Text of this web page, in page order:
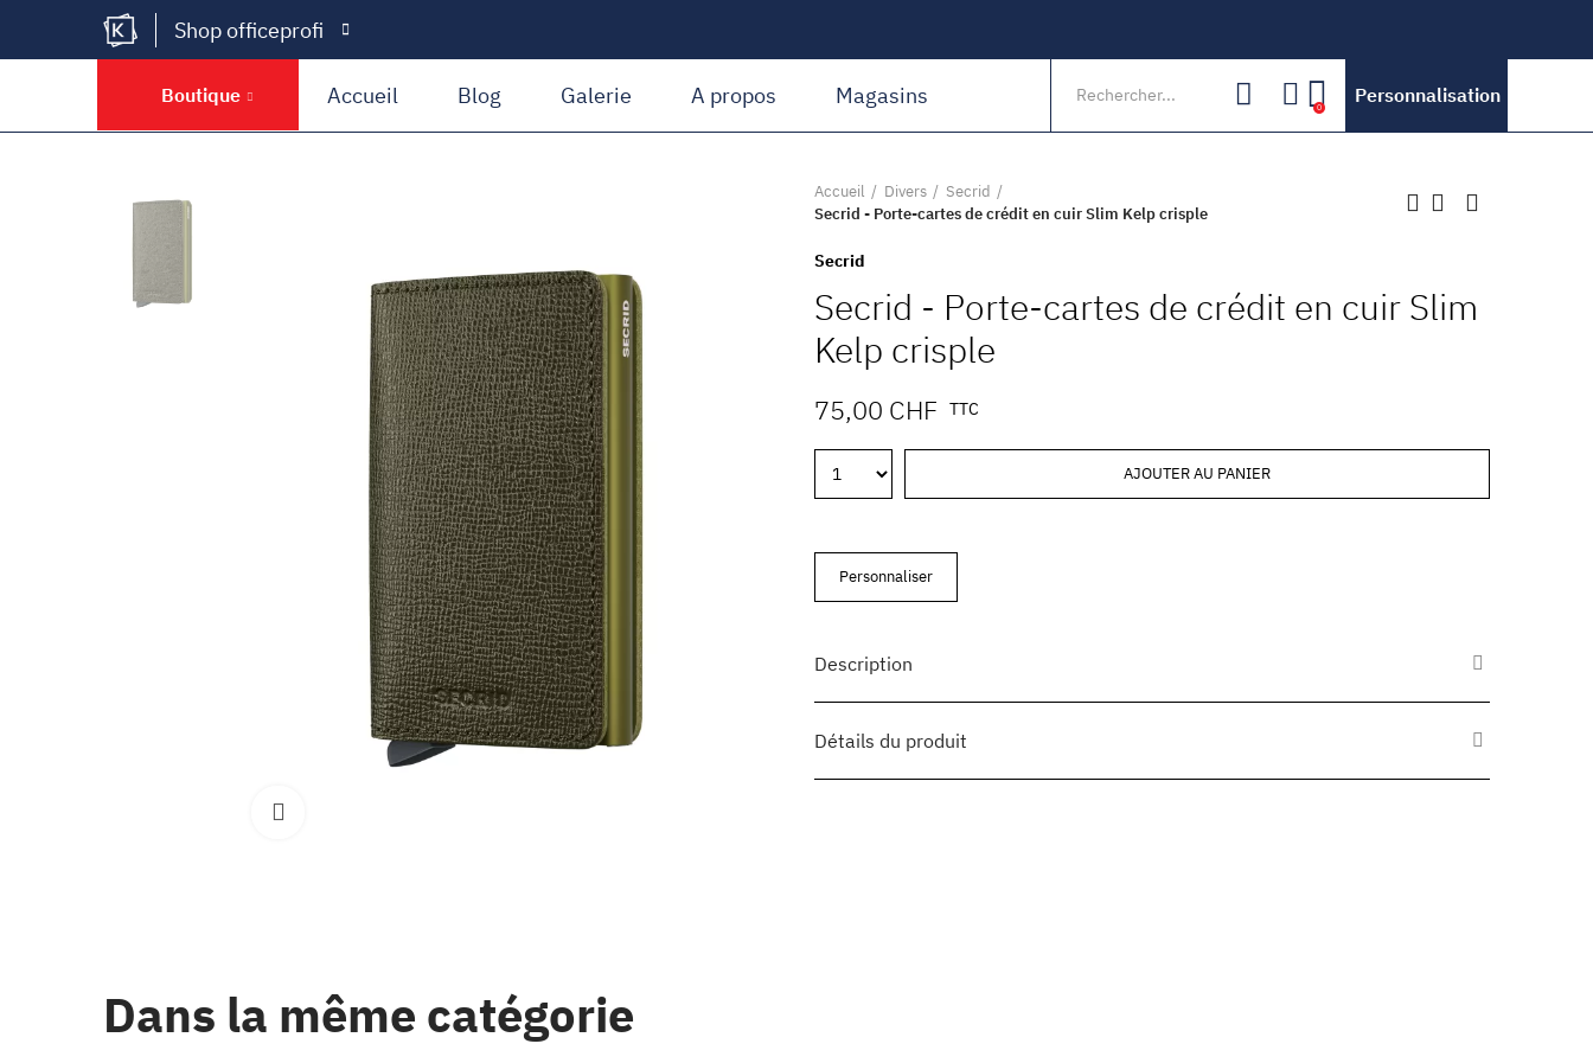
Shop officeprofi
Boutique Accueil Blog Galerie A propos Magasins 0
Personnalisation
Accueil Divers
Secrid
Secrid - Porte-cartes de crédit en cuir Slim Kelp crisple
Secrid
Secrid - Porte-cartes de crédit en cuir Slim
Kelp crisple
75,00 CHF TTC
AJOUTER AU PANIER
Personnaliser
Description
Détails du produit
Dans la même catégorie